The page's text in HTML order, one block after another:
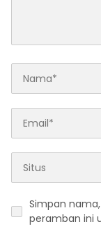
Simpan
peramban ini